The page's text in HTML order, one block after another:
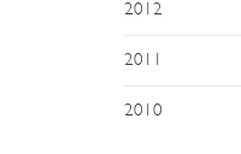
2012
2011
2010